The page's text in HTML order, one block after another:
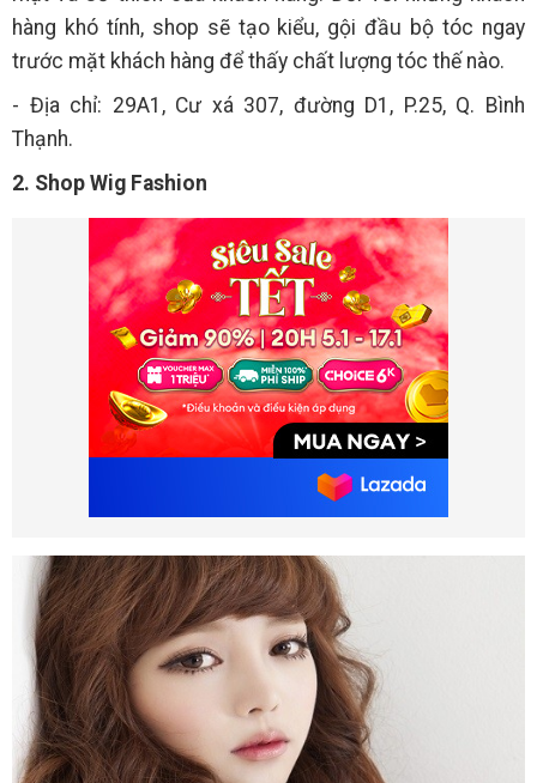
hàng khó tính, shop sẽ tạo kiểu, gội đầu bộ tóc ngay
trước mặt khách hàng để thấy chất lượng tóc thế nào.
- Địa chỉ: 29A1, Cư xá 307, đường D1, P.25, Q. Bình
Thạnh.
2. Shop Wig Fashion